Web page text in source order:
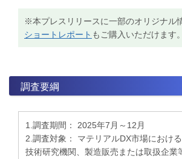
※本プレスリリースに一部のオリジナル
ショートレポート もご購入いただけます。
調査要綱
1.調査期間： 2025年7月～12月
2.調査対象： マテリアルDX市場におけ
技術研究機関、製造販売または取扱企業